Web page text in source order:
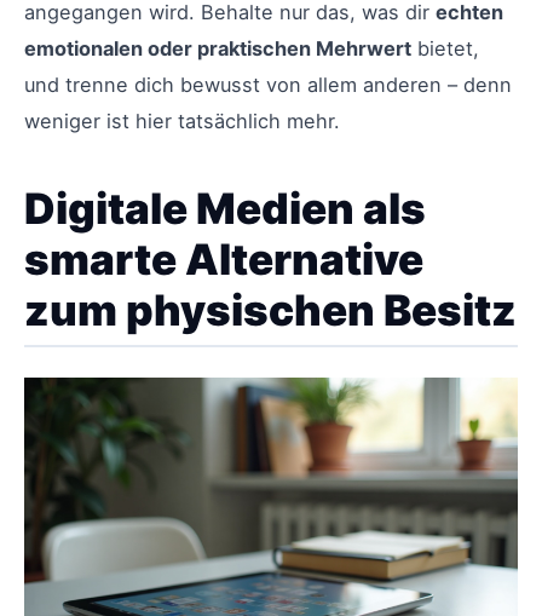
angegangen wird. Behalte nur das, was dir echten
emotionalen oder praktischen Mehrwert bietet,
und trenne dich bewusst von allem anderen – denn
weniger ist hier tatsächlich mehr.
Digitale Medien als
smarte Alternative
zum physischen Besitz